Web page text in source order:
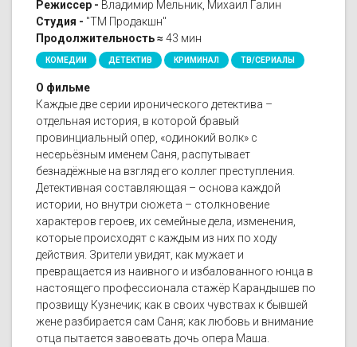
Режиссер - Владимир Мельник, Михаил Галин
Студия - "ТМ Продакшн"
Продолжительность ≈ 43 мин
КОМЕДИИ ДЕТЕКТИВ КРИМИНАЛ ТВ/СЕРИАЛЫ
О фильме
Каждые две серии иронического детектива –
отдельная история, в которой бравый
провинциальный опер, «одинокий волк» с
несерьёзным именем Саня, распутывает
безнадёжные на взгляд его коллег преступления.
Детективная составляющая – основа каждой
истории, но внутри сюжета – столкновение
характеров героев, их семейные дела, изменения,
которые происходят с каждым из них по ходу
действия. Зрители увидят, как мужает и
превращается из наивного и избалованного юнца в
настоящего профессионала стажёр Карандышев по
прозвищу Кузнечик; как в своих чувствах к бывшей
жене разбирается сам Саня; как любовь и внимание
отца пытается завоевать дочь опера Маша.